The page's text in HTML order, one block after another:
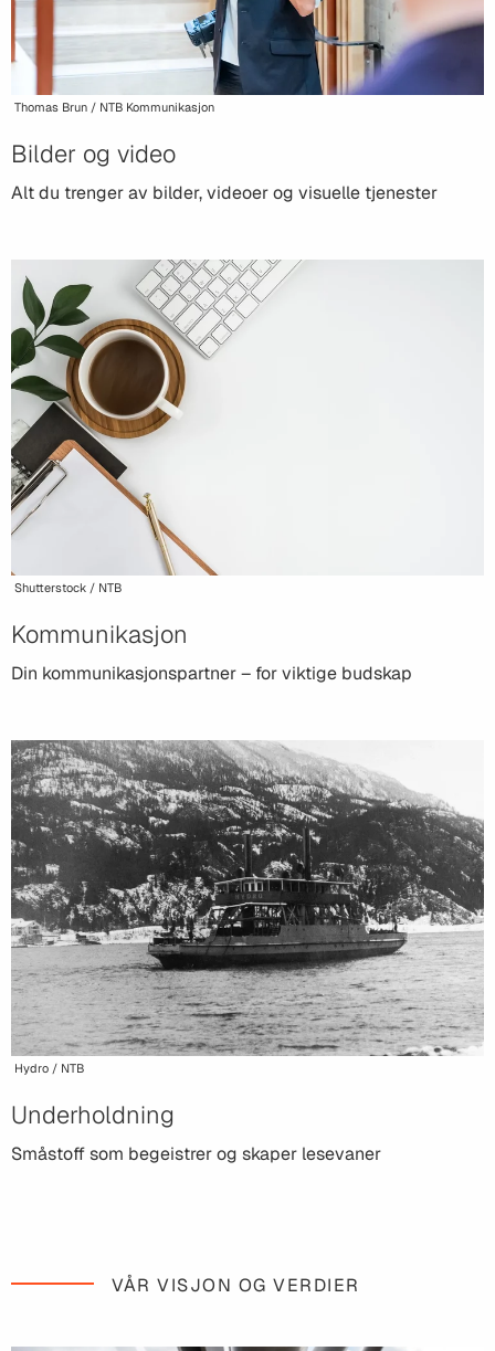
Thomas Brun / NTB Kommunikasjon
Bilder og video
Alt du trenger av bilder, videoer og visuelle tjenester
Shutterstock / NTB
Kommunikasjon
Din kommunikasjonspartner – for viktige budskap
Hydro / NTB
Underholdning
Småstoff som begeistrer og skaper lesevaner
VÅR VISJON OG VERDIER